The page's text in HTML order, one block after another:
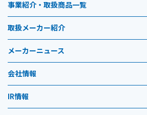
事業紹介・取扱商品一覧
取扱メーカー紹介
メーカーニュース
会社情報
IR情報